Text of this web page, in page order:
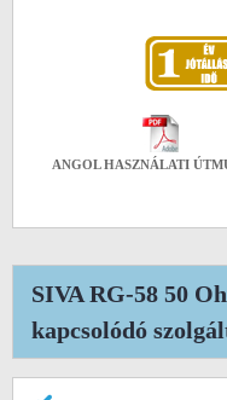
ANGOL HASZNÁLATI
SIVA RG-58 50
kapcsolódó